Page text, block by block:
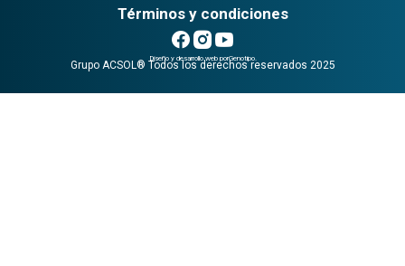
Términos y condiciones
Grupo ACSOL
Grupo ACSOL
Grupo ACSOL® Todos los derechos reservados 2025
Diseño y desarrollo web porGenotipo.